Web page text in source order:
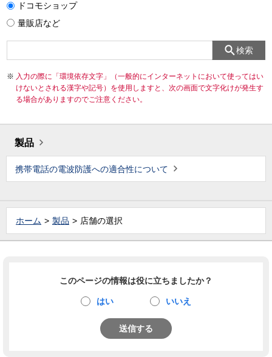
ドコモショップ
量販店など
検索
入力の際に「環境依存文字」（一般的にインターネットにおいて使ってはい
けないとされる漢字や記号）を使用しますと、次の画面で文字化けが発生す
る場合がありますのでご注意ください。
製品
携帯電話の電波防護への適合性について
ホーム 製品 店舗の選択
このページの情報は役に立ちましたか？
はい いいえ
送信する